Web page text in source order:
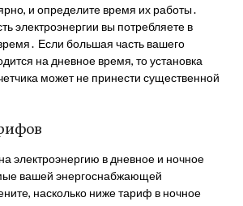
и определите время их работы․
электроэнергии вы потребляете в
Если большая часть вашего
на дневное время, то установка
может не принести существенной
электроэнергию в дневное и ночное
вашей энергоснабжающей
насколько ниже тариф в ночное